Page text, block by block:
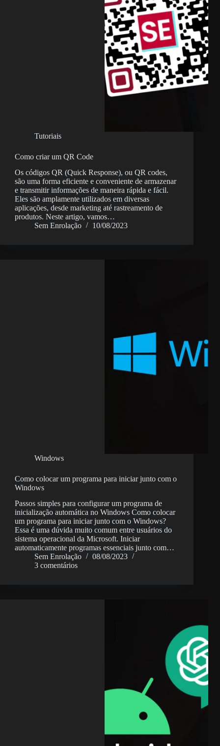
Tutoriais
Como criar um QR Code
Os códigos QR (Quick Response), ou QR codes,
são uma forma eficiente e conveniente de armazenar
e transmitir informações de maneira rápida e fácil.
Eles são amplamente utilizados em diversas
aplicações, desde marketing até rastreamento de
produtos. Neste artigo, vamos…
Sem Enrolação
10/08/2023
Windows
Como colocar um programa para iniciar junto com o
Windows
Passos simples para configurar um programa de
inicialização automática no Windows Como colocar
um programa para iniciar junto com o Windows?
Essa é uma dúvida muito comum entre usuários do
sistema operacional da Microsoft. Iniciar
automaticamente programas essenciais junto com…
Sem Enrolação
08/08/2023
3 comentários